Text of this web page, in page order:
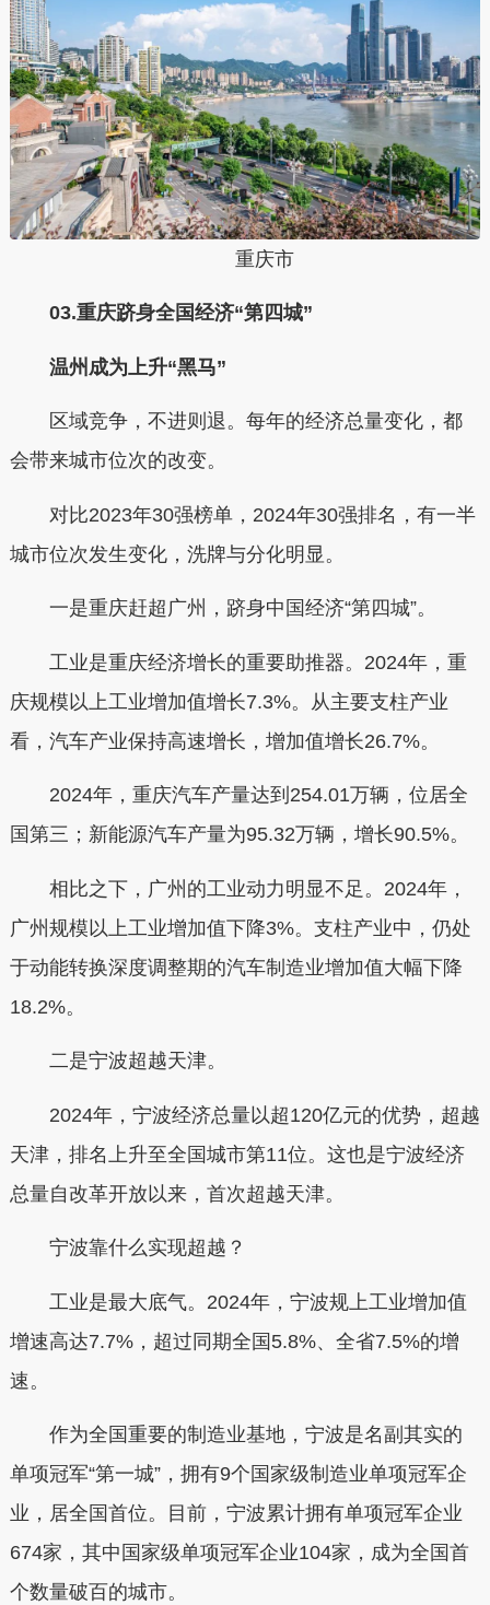
重庆市
03.重庆跻身全国经济“第四城”
温州成为上升“黑马”
区域竞争，不进则退。每年的经济总量变化，都
会带来城市位次的改变。
对比2023年30强榜单，2024年30强排名，有一半
城市位次发生变化，洗牌与分化明显。
一是重庆赶超广州，跻身中国经济“第四城”。
工业是重庆经济增长的重要助推器。2024年，重
庆规模以上工业增加值增长7.3%。从主要支柱产业
看，‌汽车产业保持高速增长，增加值增长26.7%。
2024年，重庆汽车产量达到254.01万辆‌，位居全
国第三；新能源汽车产量为95.32万辆，增长90.5%。
相比之下，广州的工业动力明显不足。2024年，
广州规模以上工业增加值下降3%。支柱产业中，仍处
于动能转换深度调整期的汽车制造业增加值大幅下降
18.2%。
二是宁波超越天津。
2024年，宁波经济总量以超120亿元的优势，超越
天津，排名上升至全国城市第11位。这也是宁波经济
总量自改革开放以来，首次超越天津。
宁波靠什么实现超越？
工业是最大底气。2024年，宁波规上工业增加值
增速高达7.7%，超过同期全国5.8%、全省7.5%的增
速。
作为全国重要的制造业基地，宁波是名副其实的
单项冠军“第一城”，拥有9个国家级制造业单项冠军企
业，居全国首位。目前，宁波累计拥有单项冠军企业
674家，其中国家级单项冠军企业104家，成为全国首
个数量破百的城市。